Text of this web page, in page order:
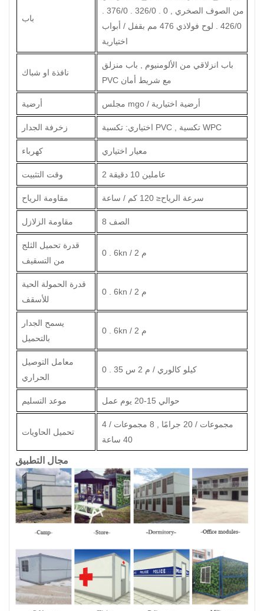
باب
426/0 . لوح فولاذي 476 مم بقفل / أبواب
اختيارية
نافذة او شباك
باب انزلاقي من الألومنيوم , باب منزلق
PVC مع شريط أمان
أرضية مجلس mgo / أرضية اختيارية
زخرفة الجدار اختياري: تكسية PVC , تكسية WPC
كهرباء معيار اختياري
وقت التثبيت 2 عاملين 10 دقيقة
مقاومة الرياح سرعة الرياح≤
مقاومة الزلازل الصف 8
قدرة تحميل الثلج
من التسقيف
0 . 6kn / م 2
قدرة الحمولة الحية
للأسقف
0 . 6kn / م 2
يسمح الجدار
بالتحميل
0 . 6kn / م 2
معامل التوصيل
الحراري
0 . 35 كيلو كالوري / م 2 س
موعد التسليم حوالي 15-20 يوم عمل
تحميل الحاويات
4 مجموعات / 20 جرامًا , 8 مجموعات /
40 ساعة
مجال التطبيق